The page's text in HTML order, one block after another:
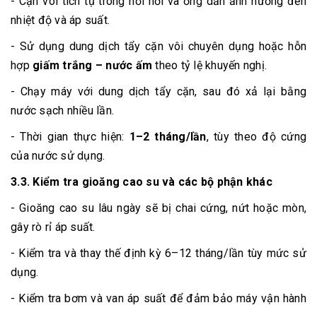
nhiệt độ và áp suất.
- Sử dụng dung dịch tẩy cặn vôi chuyên dụng hoặc hỗn
hợp giấm trắng – nước ấm theo tỷ lệ khuyến nghị.
- Chạy máy với dung dịch tẩy cặn, sau đó xả lại bằng
nước sạch nhiều lần.
- Thời gian thực hiện: 1–2 tháng/lần, tùy theo độ cứng
của nước sử dụng.
3.3. Kiểm tra gioăng cao su và các bộ phận khác
- Gioăng cao su lâu ngày sẽ bị chai cứng, nứt hoặc mòn,
gây rò rỉ áp suất.
- Kiểm tra và thay thế định kỳ 6–12 tháng/lần tùy mức sử
dụng.
- Kiểm tra bơm và van áp suất để đảm bảo máy vận hành